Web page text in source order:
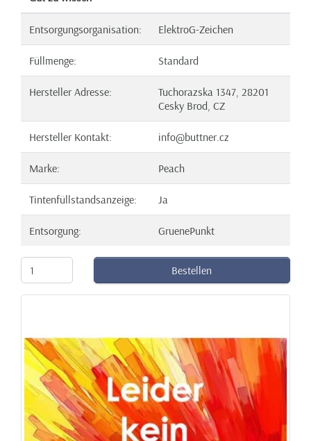
Entsorgungsorganisation: ElektroG-Zeichen
Füllmenge: Standard
Hersteller Adresse:
Tuchorazska 1347, 28201
Cesky Brod, CZ
Hersteller Kontakt: info@buttner.cz
Marke: Peach
Tintenfüllstandsanzeige: Ja
Entsorgung: GruenePunkt
Bestellen